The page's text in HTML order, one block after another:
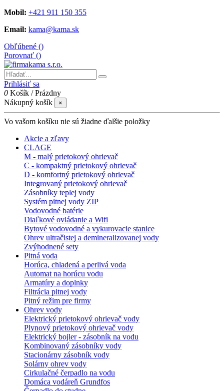
Mobil: +421 911 150 355
Email: kama@kama.sk
Obľúbené ()
Porovnať ()
Prihlásiť sa
0 Košík /Prázdny
Nákupný košík
×
Vo vašom košíku nie sú žiadne ďalšie položky
Akcie a zľavy
CLAGE
M - malý prietokový ohrievač
C - kompaktný prietokový ohrievač
D - komfortný prietokový ohrievač
Integrovaný prietokový ohrievač
Zásobníky teplej vody
Systém pitnej vody ZIP
Vodovodné batérie
Diaľkové ovládanie a Wifi
Bytové vodovodné a vykurovacie stanice
Ohrev ultračistej a demineralizovanej vody
Zvýhodnené sety
Pitná voda
Horúca, chladená a perlivá voda
Automat na horúcu vodu
Armatúry a doplnky
Filtrácia pitnej vody
Pitný režim pre firmy
Ohrev vody
Elektrický prietokový ohrievač vody
Plynový prietokový ohrievač vody
Elektrický bojler - zásobník na vodu
Kombinovaný zásobníky vody
Stacionárny zásobník vody
Solárny ohrev vody
Cirkulačné čerpadlo na vodu
Domáca vodáreň Grundfos